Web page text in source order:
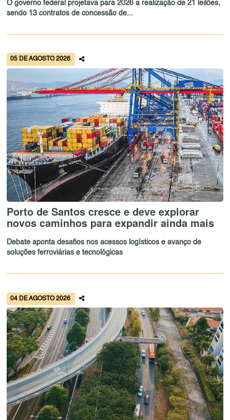
O governo federal projetava para 2026 a realização de 21 leilões,
sendo 13 contratos de concessão de...
05 DE AGOSTO 2026
Porto de Santos cresce e deve explorar
novos caminhos para expandir ainda mais
Debate aponta desafios nos acessos logísticos e avanço de
soluções ferroviárias e tecnológicas
04 DE AGOSTO 2026